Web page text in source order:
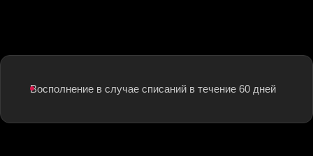
Восполнение в случае списаний в течение 60 дней